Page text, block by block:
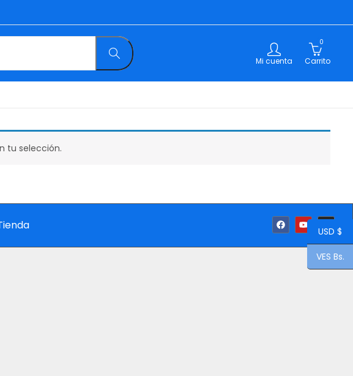
Mi cuenta
0
Carrito
tu selección.
USD $
VES Bs.